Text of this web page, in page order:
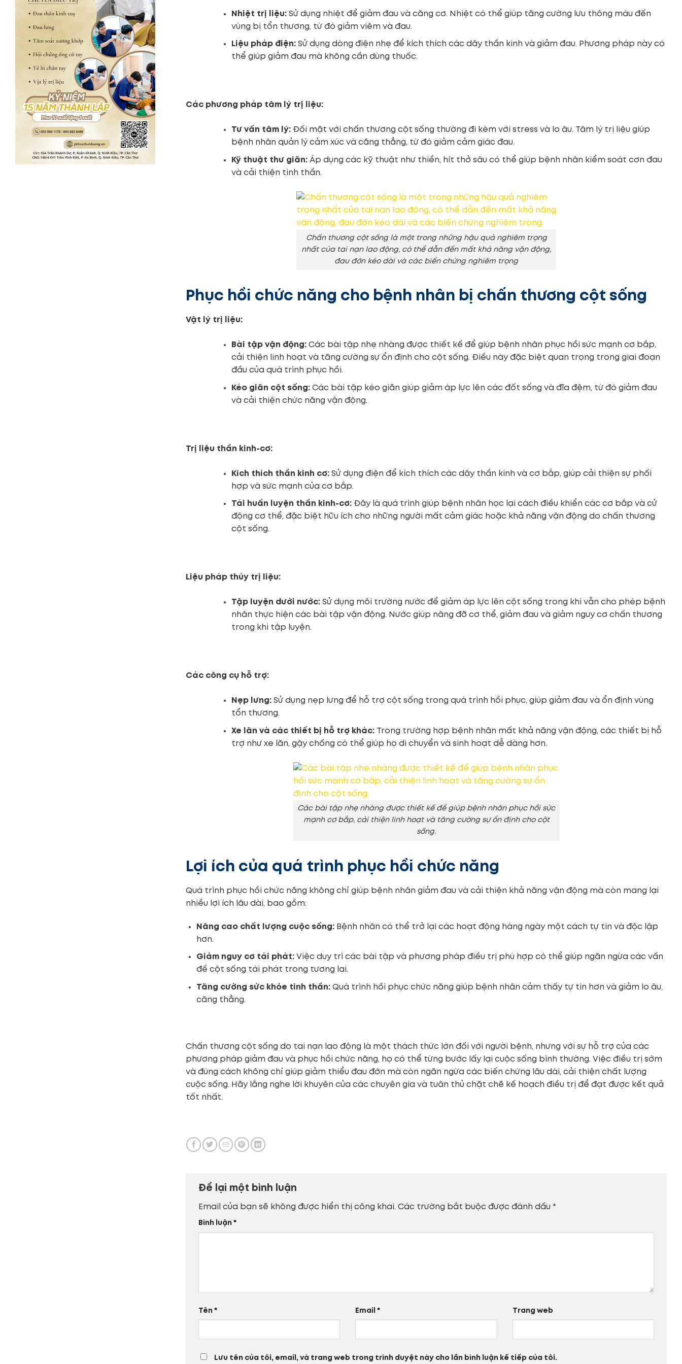
Nhiệt trị liệu:Sử dụng nhiệt để giảm đau và căng cơ. Nhiệt có thể giúp tăng cường lưu thông máu đến
vùng bị tổn thương, từ đó giảm viêm và đau.
Liệu pháp điện:Sử dụng dòng điện nhẹ để kích thích các dây thần kinh và giảm đau. Phương pháp này có
thể giúp giảm đau mà không cần dùng thuốc.
Các phương pháp tâm lý trị liệu:
Tư vấn tâm lý:Đối mặt với chấn thương cột sống thường đi kèm với stress và lo âu. Tâm lý trị liệu giúp
bệnh nhân quản lý cảm xúc và căng thẳng, từ đó giảm cảm giác đau.
Kỹ thuật thư giãn:Áp dụng các kỹ thuật như thiền, hít thở sâu có thể giúp bệnh nhân kiểm soát cơn đau
và cải thiện tinh thần.
Chấn thương cột sống là một trong những hậu quả nghiêm trọng
nhất của tai nạn lao động, có thể dẫn đến mất khả năng vận động,
đau đớn kéo dài và các biến chứng nghiêm trọng
Phục hồi chức năng cho bệnh nhân bị chấn thương cột sống
Vật lý trị liệu:
Bài tập vận động:Các bài tập nhẹ nhàng được thiết kế để giúp bệnh nhân phục hồi sức mạnh cơ bắp,
cải thiện linh hoạt và tăng cường sự ổn định cho cột sống. Điều này đặc biệt quan trọng trong giai đoạn
đầu của quá trình phục hồi.
Kéo giãn cột sống:Các bài tập kéo giãn giúp giảm áp lực lên các đốt sống và đĩa đệm, từ đó giảm đau
và cải thiện chức năng vận động.
Trị liệu thần kinh-cơ:
Kích thích thần kinh cơ:Sử dụng điện để kích thích các dây thần kinh và cơ bắp, giúp cải thiện sự phối
hợp và sức mạnh của cơ bắp.
Tái huấn luyện thần kinh-cơ:Đây là quá trình giúp bệnh nhân học lại cách điều khiển các cơ bắp và cử
động cơ thể, đặc biệt hữu ích cho những người mất cảm giác hoặc khả năng vận động do chấn thương
cột sống.
Liệu pháp thủy trị liệu:
Tập luyện dưới nước:Sử dụng môi trường nước để giảm áp lực lên cột sống trong khi vẫn cho phép bệnh
nhân thực hiện các bài tập vận động. Nước giúp nâng đỡ cơ thể, giảm đau và giảm nguy cơ chấn thương
trong khi tập luyện.
Các công cụ hỗ trợ:
Nẹp lưng:Sử dụng nẹp lưng để hỗ trợ cột sống trong quá trình hồi phục, giúp giảm đau và ổn định vùng
tổn thương.
Xe lăn và các thiết bị hỗ trợ khác:Trong trường hợp bệnh nhân mất khả năng vận động, các thiết bị hỗ
trợ như xe lăn, gậy chống có thể giúp họ di chuyển và sinh hoạt dễ dàng hơn.
Các bài tập nhẹ nhàng được thiết kế để giúp bệnh nhân phục hồi sức
mạnh cơ bắp, cải thiện linh hoạt và tăng cường sự ổn định cho cột
sống.
Lợi ích của quá trình phục hồi chức năng
Quá trình phục hồi chức năng không chỉ giúp bệnh nhân giảm đau và cải thiện khả năng vận động mà còn mang lại
nhiều lợi ích lâu dài, bao gồm:
Nâng cao chất lượng cuộc sống:Bệnh nhân có thể trở lại các hoạt động hàng ngày một cách tự tin và độc lập
hơn.
Giảm nguy cơ tái phát:Việc duy trì các bài tập và phương pháp điều trị phù hợp có thể giúp ngăn ngừa các vấn
đề cột sống tái phát trong tương lai.
Tăng cường sức khỏe tinh thần:Quá trình hồi phục chức năng giúp bệnh nhân cảm thấy tự tin hơn và giảm lo âu,
căng thẳng.
Chấn thương cột sống do tai nạn lao động là một thách thức lớn đối với người bệnh, nhưng với sự hỗ trợ của các
phương pháp giảm đau và phục hồi chức năng, họ có thể từng bước lấy lại cuộc sống bình thường. Việc điều trị sớm
và đúng cách không chỉ giúp giảm thiểu đau đớn mà còn ngăn ngừa các biến chứng lâu dài, cải thiện chất lượng
cuộc sống. Hãy lắng nghe lời khuyên của các chuyên gia và tuân thủ chặt chẽ kế hoạch điều trị để đạt được kết quả
tốt nhất.
Để lại một bình luận
Email của bạn sẽ không được hiển thị công khai. Các trường bắt buộc được đánh dấu *
Bình luận *
Tên * Email* Trang web
Lưu tên của tôi, email, và trang web trong trình duyệt này cho lần bình luận kế tiếp của tôi.